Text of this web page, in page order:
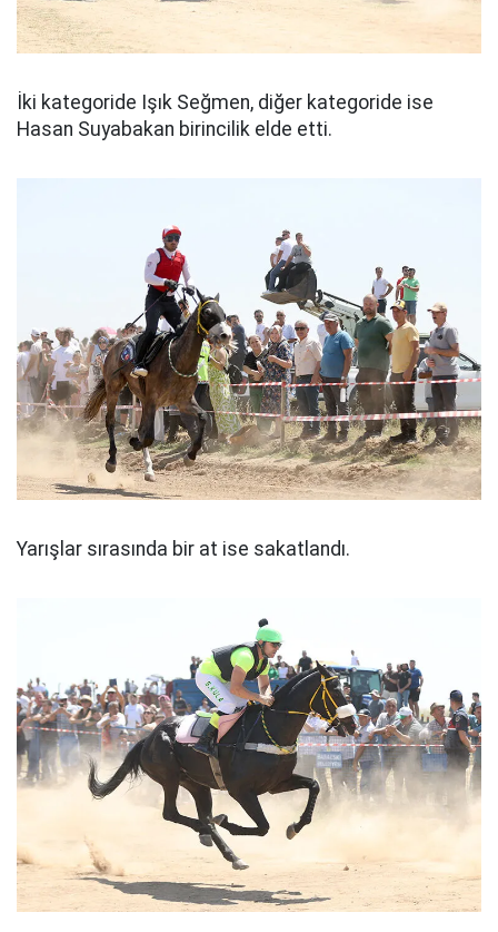
İki kategoride Işık Seğmen, diğer kategoride ise
Hasan Suyabakan birincilik elde etti.
Yarışlar sırasında bir at ise sakatlandı.